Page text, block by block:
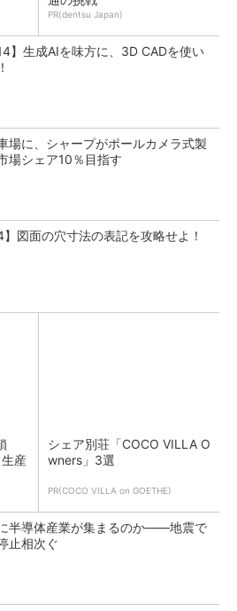
PR(dentsu Japan)
】生成AIを味方に、3D CADを使い
場に、シャープがポールカメラ式製
シェア10％目指す
】図面の穴寸法の表記を攻略せよ！
産
シェア別荘「COCO VILLA O
wners」3選
PR(COCO VILLA on GOETHE)
半導体産業が集まるのか――地震で
止相次ぐ